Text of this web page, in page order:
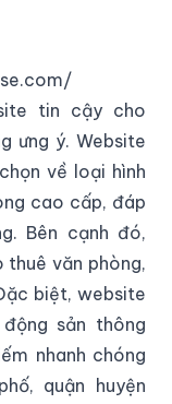
tin cậy cho
ưng ý. Website
về loại hình
cao cấp, đáp
Bên cạnh đó,
văn phòng,
biệt, website
sản thông
nhanh chóng
quận huyện